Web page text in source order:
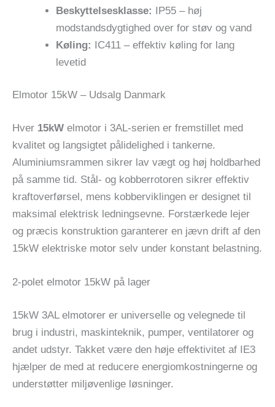
Beskyttelsesklasse: IP55 – høj
modstandsdygtighed over for støv og vand
Køling: IC411 – effektiv køling for lang
levetid
Elmotor 15kW – Udsalg Danmark
Hver 15kW elmotor i 3AL-serien er fremstillet med
kvalitet og langsigtet pålidelighed i tankerne.
Aluminiumsrammen sikrer lav vægt og høj holdbarhed
på samme tid. Stål- og kobberrotoren sikrer effektiv
kraftoverførsel, mens kobberviklingen er designet til
maksimal elektrisk ledningsevne. Forstærkede lejer
og præcis konstruktion garanterer en jævn drift af den
15kW elektriske motor selv under konstant belastning.
2-polet elmotor 15kW på lager
15kW 3AL elmotorer er universelle og velegnede til
brug i industri, maskinteknik, pumper, ventilatorer og
andet udstyr. Takket være den høje effektivitet af IE3
hjælper de med at reducere energiomkostningerne og
understøtter miljøvenlige løsninger.